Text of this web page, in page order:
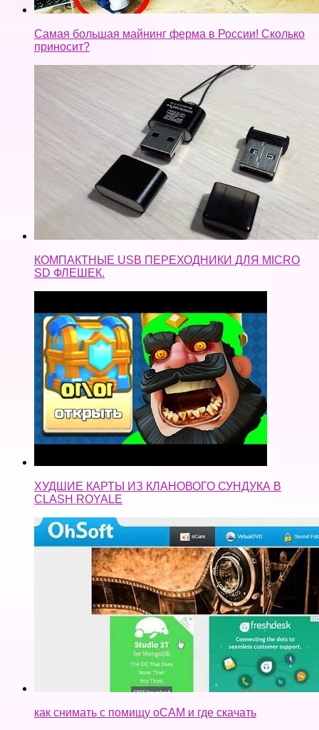
КОМПАКТНЫЕ USB ПЕРЕХОДНИКИ ДЛЯ MICRO
SD ФЛЕШЕК.
ХУДШИЕ КАРТЫ ИЗ КЛАНОВОГО СУНДУКА В
CLASH ROYALE
как снимать с помищу oCAM и где скачать